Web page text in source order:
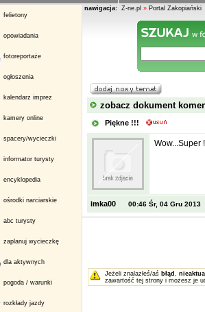
felietony
opowiadania
fotoreportaże
ogłoszenia
kalendarz imprez
kamery online
spacery/wycieczki
informator turysty
encyklopedia
ośrodki narciarskie
abc turysty
zaplanuj wycieczkę
dla aktywnych
pogoda / warunki
rozkłady jazdy
nawigacja: Z-ne.pl » Portal Zakopiański
zobacz dokument
Piękne !!!
Wow...Super
imka00 00:46 Śr, 04 Gru 2013
Jeżeli znalazłeś/aś błąd ,
zawartość tej strony i możesz je